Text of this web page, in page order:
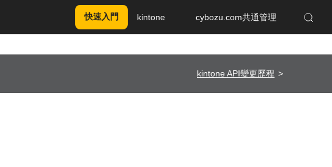
快速入門 kintone cybozu.com共通管理
Enhanced by Google
kintone API變更歷程